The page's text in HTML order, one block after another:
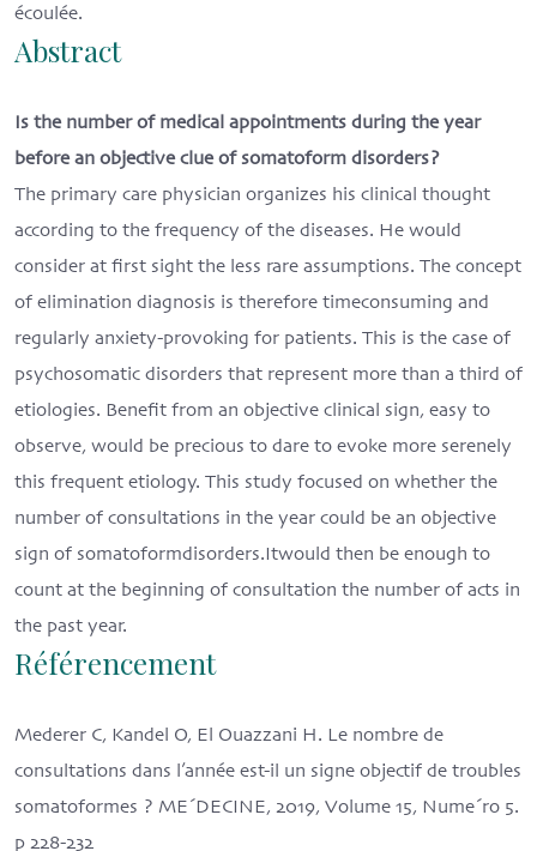
écoulée.
Abstract
Is the number of medical appointments during the year
before an objective clue of somatoform disorders?
The primary care physician organizes his clinical thought
according to the frequency of the diseases. He would
consider at first sight the less rare assumptions. The concept
of elimination diagnosis is therefore timeconsuming and
regularly anxiety-provoking for patients. This is the case of
psychosomatic disorders that represent more than a third of
etiologies. Benefit from an objective clinical sign, easy to
observe, would be precious to dare to evoke more serenely
this frequent etiology. This study focused on whether the
number of consultations in the year could be an objective
sign of somatoformdisorders.Itwould then be enough to
count at the beginning of consultation the number of acts in
the past year.
Référencement
Mederer C, Kandel O, El Ouazzani H. Le nombre de
consultations dans l’année est-il un signe objectif de troubles
somatoformes ? ME´DECINE, 2019, Volume 15, Nume´ro 5.
p 228-232